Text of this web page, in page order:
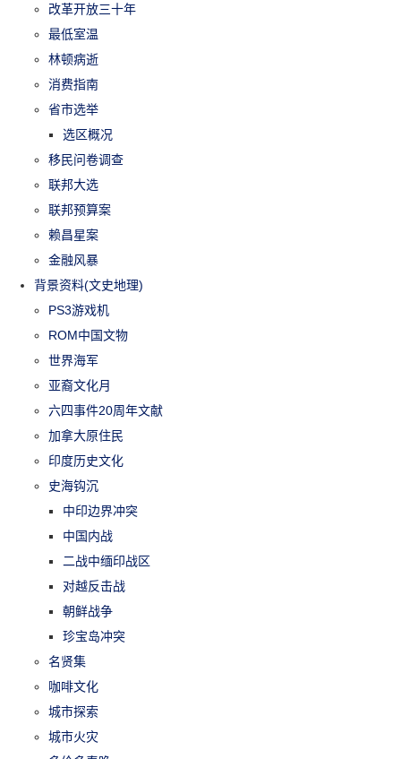
改革开放三十年
最低室温
林顿病逝
消费指南
省市选举
选区概况
移民问卷调查
联邦大选
联邦预算案
赖昌星案
金融风暴
背景资料(文史地理)
PS3游戏机
ROM中国文物
世界海军
亚裔文化月
六四事件20周年文献
加拿大原住民
印度历史文化
史海钩沉
中印边界冲突
中国内战
二战中缅印战区
对越反击战
朝鲜战争
珍宝岛冲突
名贤集
咖啡文化
城市探索
城市火灾